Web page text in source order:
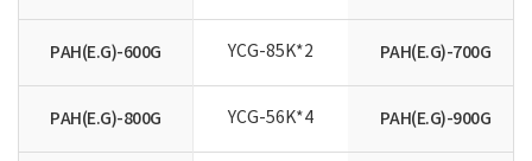
PAH(E.G)-600G YCG-85K*2 PAH(E.G)-700G
PAH(E.G)-800G YCG-56K*4 PAH(E.G)-900G